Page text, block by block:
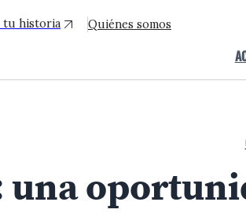
tu historia Quiénes somos
una